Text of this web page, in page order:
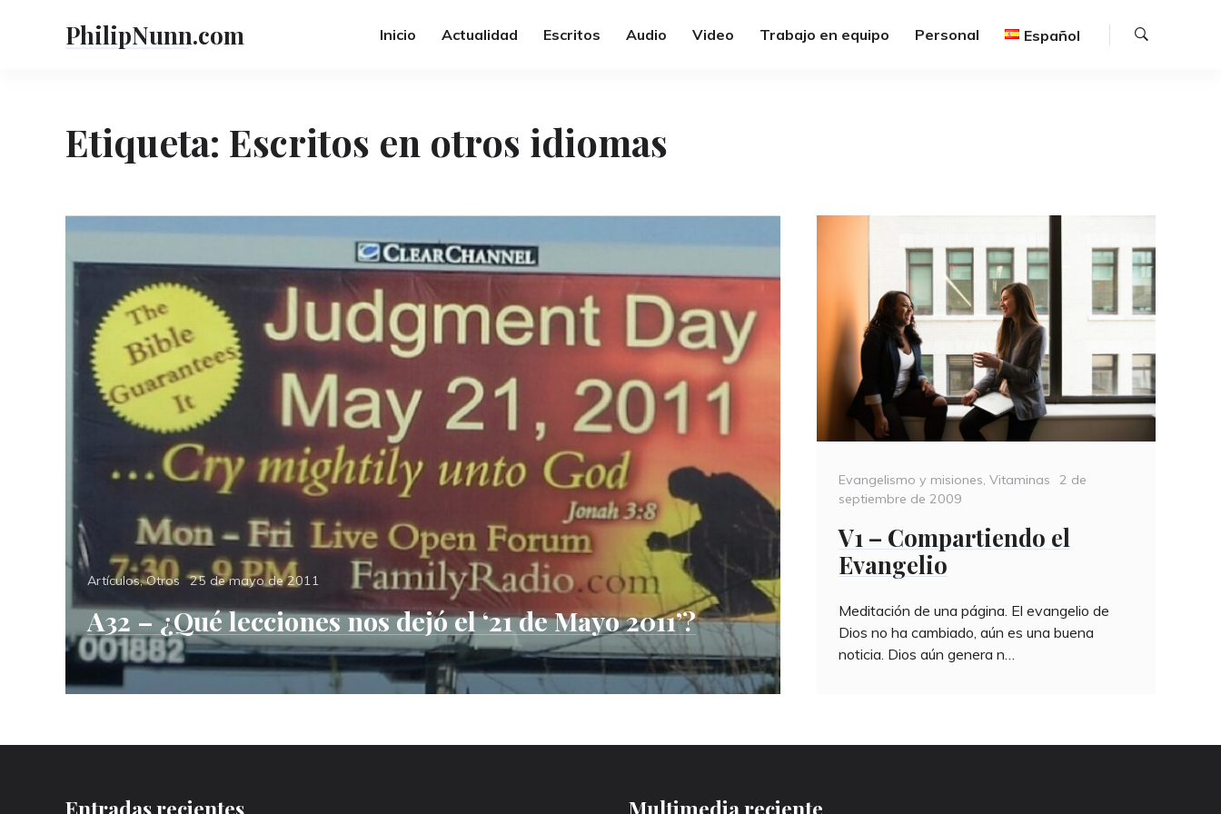
PhilipNunn.com Inicio Actualidad Escritos Audio Video Trabajo en equipo Personal Español
Etiqueta: Escritos en otros idiomas
Categories
Artículos,Otros Posted
25 de mayo de 2011
A32 – ¿Qué lecciones nos dejó el ‘21 de Mayo 2011’?
Categories
Evangelismo y misiones, Vitaminas
Posted
2 de
septiembre de 2009
V1 – Compartiendo el
Evangelio
Meditación de una página. El evangelio de
Dios no ha cambiado, aún es una buena
noticia. Dios aún genera n…